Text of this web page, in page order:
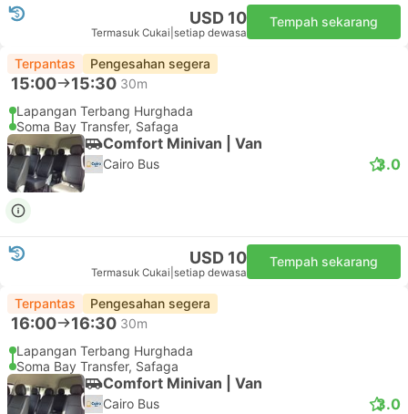
USD 10
Termasuk Cukai setiap dewasa
Tempah sekarang
Terpantas Pengesahan segera
15:00 15:30 30m
Lapangan Terbang Hurghada
Soma Bay Transfer, Safaga
Comfort Minivan | Van
Cairo Bus 3.0
USD 10
Termasuk Cukai setiap dewasa
Tempah sekarang
Terpantas Pengesahan segera
16:00 16:30 30m
Lapangan Terbang Hurghada
Soma Bay Transfer, Safaga
Comfort Minivan | Van
Cairo Bus 3.0